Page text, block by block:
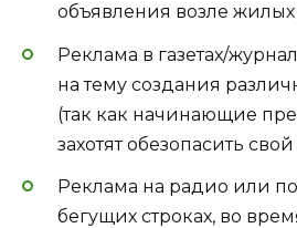
объявления возле
Реклама в газетах/
на тему создания
(так как начинающие
захотят обезопасить
Реклама на радио или
бегущих строках, во